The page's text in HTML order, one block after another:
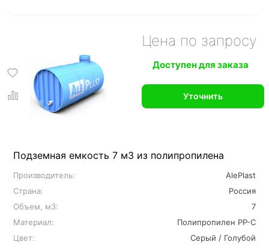
Подземная емкость 7 м3 из полипропилена
Производитель:
AlePlast
Страна:
Россия
Объем, м3:
7
Материал:
Полипропилен PP-C
Цвет:
Серый / Голубой
Цена по запросу
Доступен для заказа
Уточнить